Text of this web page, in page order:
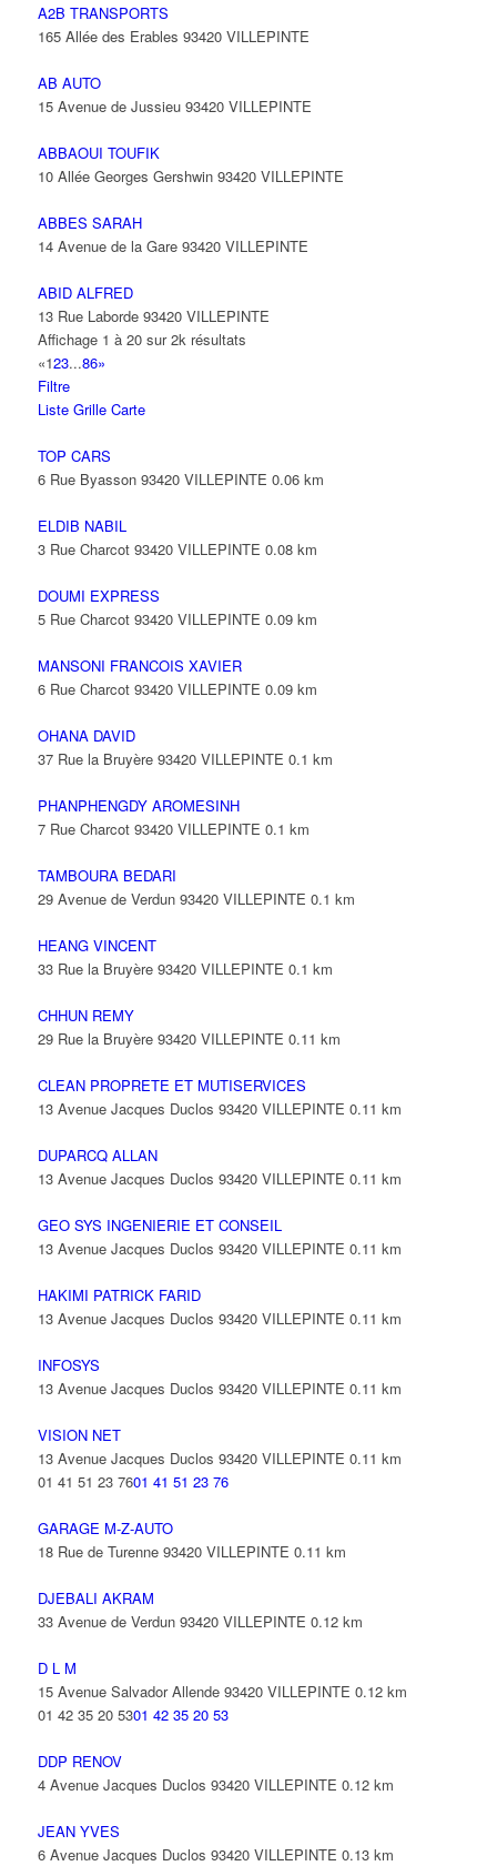
A2B TRANSPORTS
165 Allée des Erables 93420 VILLEPINTE
AB AUTO
15 Avenue de Jussieu 93420 VILLEPINTE
ABBAOUI TOUFIK
10 Allée Georges Gershwin 93420 VILLEPINTE
ABBES SARAH
14 Avenue de la Gare 93420 VILLEPINTE
ABID ALFRED
13 Rue Laborde 93420 VILLEPINTE
Affichage 1 à 20 sur 2k résultats
«123...86»
Filtre
Liste Grille Carte
TOP CARS
6 Rue Byasson 93420 VILLEPINTE 0.06 km
ELDIB NABIL
3 Rue Charcot 93420 VILLEPINTE 0.08 km
DOUMI EXPRESS
5 Rue Charcot 93420 VILLEPINTE 0.09 km
MANSONI FRANCOIS XAVIER
6 Rue Charcot 93420 VILLEPINTE 0.09 km
OHANA DAVID
37 Rue la Bruyère 93420 VILLEPINTE 0.1 km
PHANPHENGDY AROMESINH
7 Rue Charcot 93420 VILLEPINTE 0.1 km
TAMBOURA BEDARI
29 Avenue de Verdun 93420 VILLEPINTE 0.1 km
HEANG VINCENT
33 Rue la Bruyère 93420 VILLEPINTE 0.1 km
CHHUN REMY
29 Rue la Bruyère 93420 VILLEPINTE 0.11 km
CLEAN PROPRETE ET MUTISERVICES
13 Avenue Jacques Duclos 93420 VILLEPINTE 0.11 km
DUPARCQ ALLAN
13 Avenue Jacques Duclos 93420 VILLEPINTE 0.11 km
GEO SYS INGENIERIE ET CONSEIL
13 Avenue Jacques Duclos 93420 VILLEPINTE 0.11 km
HAKIMI PATRICK FARID
13 Avenue Jacques Duclos 93420 VILLEPINTE 0.11 km
INFOSYS
13 Avenue Jacques Duclos 93420 VILLEPINTE 0.11 km
VISION NET
13 Avenue Jacques Duclos 93420 VILLEPINTE 0.11 km
01 41 51 23 7601 41 51 23 76
GARAGE M-Z-AUTO
18 Rue de Turenne 93420 VILLEPINTE 0.11 km
DJEBALI AKRAM
33 Avenue de Verdun 93420 VILLEPINTE 0.12 km
D L M
15 Avenue Salvador Allende 93420 VILLEPINTE 0.12 km
01 42 35 20 5301 42 35 20 53
DDP RENOV
4 Avenue Jacques Duclos 93420 VILLEPINTE 0.12 km
JEAN YVES
6 Avenue Jacques Duclos 93420 VILLEPINTE 0.13 km